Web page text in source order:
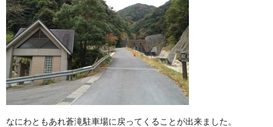
なにわともあれ蒼滝駐車場に戻ってくることが出来ました。